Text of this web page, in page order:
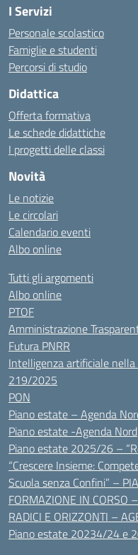
I Servizi
Personale scolastico
Famiglie e studenti
Percorsi di studio
Didattica
Offerta formativa
Le schede didattiche
I progetti delle classi
Novità
Le notizie
Le circolari
Calendario eventi
Albo online
Tutti gli argomenti
Albo online
PTOF
Amministrazione
Futura PNRR
Intelligenza artificiale
219/2025
PON
Piano estate – Agenda
Piano estate -Agenda Nord
Piano estate 2025/26 –
“Crescere Insieme:
Scuola senza Confini” –
FORMAZIONE IN CORSO
RADICI E ORIZZONTI –
Piano estate 20234/24 e